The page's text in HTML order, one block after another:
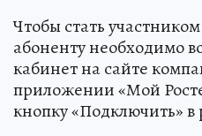
Чтобы стать
абоненту необходимо
кабинет на сайте
приложении «Мой
кнопку «Подключить» в